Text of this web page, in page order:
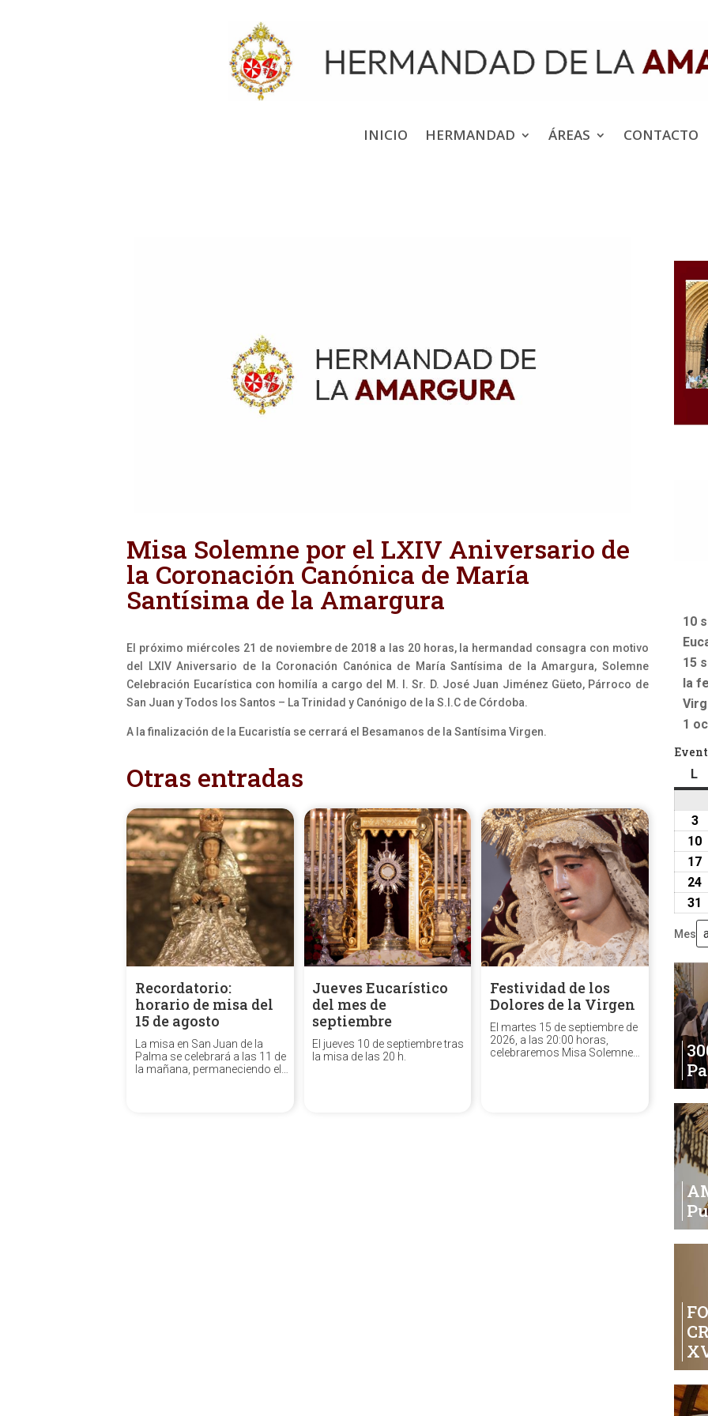
INICIO HERMANDAD ÁREAS CONTACTO
Misa Solemne por el LXIV Aniversario de
la Coronación Canónica de María
Santísima de la Amargura
El próximo miércoles 21 de noviembre de 2018 a las 20 horas, la hermandad consagra con motivo
del LXIV Aniversario de la Coronación Canónica de María Santísima de la Amargura, Solemne
Celebración Eucarística con homilía a cargo del M. I. Sr. D. José Juan Jiménez Güeto, Párroco de
San Juan y Todos los Santos – La Trinidad y Canónigo de la S.I.C de Córdoba.
A la finalización de la Eucaristía se cerrará el Besamanos de la Santísima Virgen.
Otras entradas
Recordatorio:
horario de misa del
15 de agosto
La misa en San Juan de la
Palma se celebrará a las 11 de
la mañana, permaneciendo el
Jueves Eucarístico
del mes de
septiembre
El jueves 10 de septiembre tras
la misa de las 20 h.
Festividad de los
Dolores de la Virgen
El martes 15 de septiembre de
2026, a las 20:00 horas,
celebraremos Misa Solemne
10
15
la
1
L
33
10
17
24
31
Mes